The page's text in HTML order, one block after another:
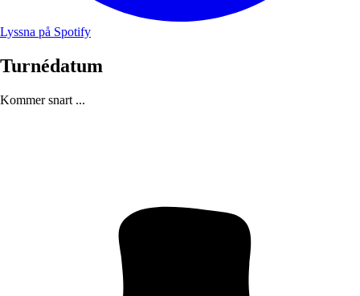
Lyssna på Spotify
Turnédatum
Kommer snart ...